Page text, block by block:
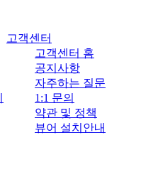
고객센터
고객센터 홈
공지사항
자주하는 질문
1:1 문의
약관 및 정책
뷰어 설치안내